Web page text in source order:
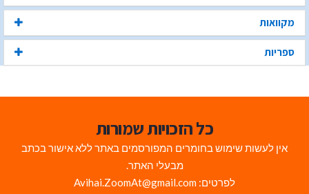
מקוואות
ספריות
כל הזכויות שמורות
אין לעשות שימוש בחומרים המפורסמים באתר ללא אישור בכתב
מבעלי האתר.
לפרטים: Avihai.ZoomAt@gmail.com